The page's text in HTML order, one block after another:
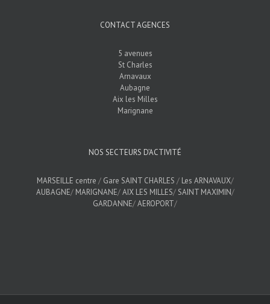
CONTACT AGENCES
5 avenues
St Charles
Arnavaux
Aubagne
Aix les Milles
Marignane
NOS SECTEURS D’ACTIVITÉ
MARSEILLE centre / Gare SAINT CHARLES / Les ARNAVAUX/
AUBAGNE/ MARIGNANE/AIX LES MILLES/ SAINT MAXIMIN/
GARDANNE/AEROPORT/